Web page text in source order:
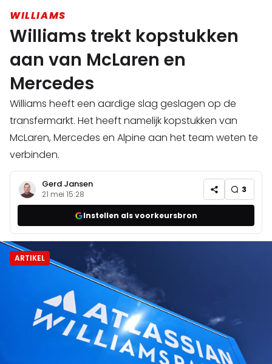
WILLIAMS
Williams trekt kopstukken
aan van McLaren en
Mercedes
Williams heeft een aardige slag geslagen op de
transfermarkt. Het heeft namelijk kopstukken van
McLaren, Mercedes en Alpine aan het team weten te
verbinden.
Gerd Jansen
21 mei 15:28 3
Instellen als voorkeursbron
ARTIKEL